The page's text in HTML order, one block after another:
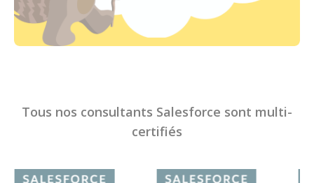
Tous nos consultants Salesforce sont multi-
certifiés